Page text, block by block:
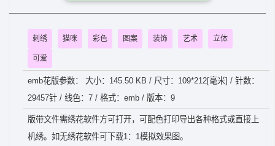
刺绣 猫咪 彩色 图案 装饰 艺术 立体
可爱
emb花版参数： 大小：145.50 KB / 尺寸：109*212[毫米] / 针数：
29457针 / 线色：7 / 格式：emb / 版本：9
版带文件需绣花软件方可打开，可配色打印导出各种格式或直接上
机绣。如无绣花软件可下载1：1模拟效果图。